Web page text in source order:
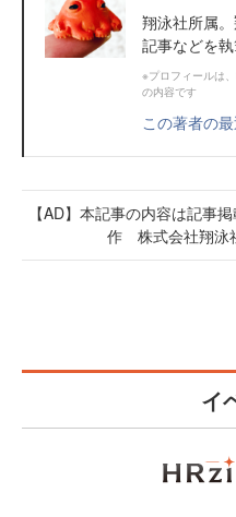
翔泳社所属
記事などを執
※プロフィールは
の内容です
この著者の
【AD】本記事の内容は記事
作 株式会社翔泳
イ